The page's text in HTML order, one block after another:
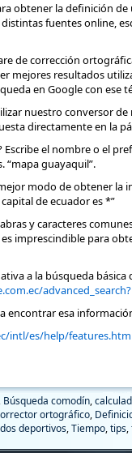
obtener la definición de
fuentes online,
de corrección
mejores resultados
en Google con ese
nuestro conversor
directamente en la
Escribe el nombre o el
“mapa guayaquil”.
modo de obtener
de ecuador es *”
y caracteres
imprescindible para
a la búsqueda
encontrar esa
intl/es/help/
, Búsqueda comodín,
ortográfico,
deportivos,Tiempo,tips,